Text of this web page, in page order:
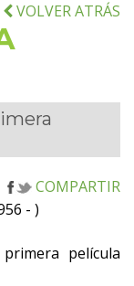
VOLVER ATRÁS
COMPARTIR
- )
película